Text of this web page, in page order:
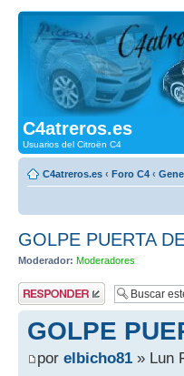
C4atreros.es
Usuarios del Citroën C4
C4atreros.es ‹ Foro C4 ‹
GOLPE PUERTA
Moderador: Moderadores
Publicar una
respuesta
GOLPE
por elbicho81 » Lun